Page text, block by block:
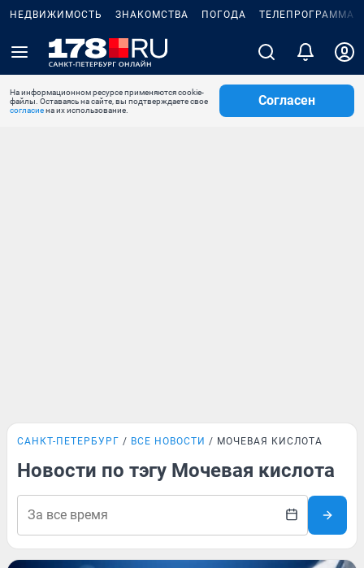
НЕДВИЖИМОСТЬ ЗНАКОМСТВА ПОГОДА ТЕЛЕПРОГРАММА
На информационном ресурсе применяются cookie-
файлы. Оставаясь на сайте, вы подтверждаете свое
согласиена их использование.
Согласен
САНКТ-ПЕТЕРБУРГ ВСЕ НОВОСТИ МОЧЕВАЯ КИСЛОТА
Новости по тэгу Мочевая кислота